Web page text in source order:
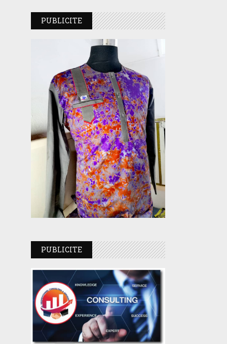
PUBLICITE
PUBLICITE